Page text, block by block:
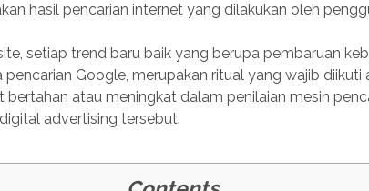
hasil pencarian internet yang dilakukan oleh
setiap trend baru baik yang berupa pembaruan
Google, merupakan ritual yang wajib diikuti
bertahan atau meningkat dalam penilaian mesin
advertising tersebut.